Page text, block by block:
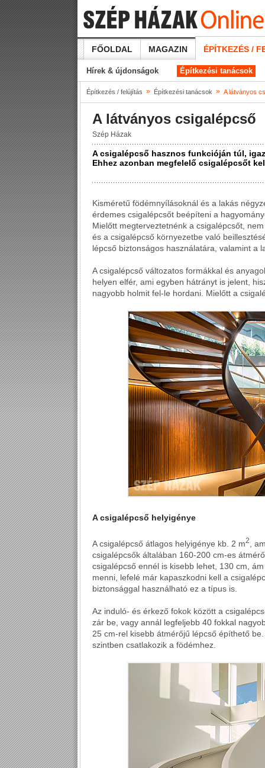
FŐOLDAL MAGAZIN ÉPÍTKEZÉS /
Hírek & újdonságok Építkezési tanácsok
Építkezés / felújítás » Építkezési tanácsok » A látványos
A látványos csigalépcső
Szép Házak
A csigalépcső hasznos funkcióján túl,
Ehhez azonban megfelelő csigalépcsőt
Kisméretű födémnyílásoknál és a lakás
érdemes csigalépcsőt beépíteni a
Mielőtt megterveztetnénk a csigalépcsőt,
és a csigalépcső környezetbe való
lépcső biztonságos használatára, valamint a
A csigalépcső változatos formákkal és
helyen elfér, ami egyben hátrányt is jelent,
nagyobb holmit fel-le hordani. Mielőtt a
A csigalépcső helyigénye
A csigalépcső átlagos helyigénye kb. 2 m2
,
csigalépcsők általában 160-200 cm-es
csigalépcső ennél is kisebb lehet, 130 cm,
menni, lefelé már kapaszkodni kell a
biztonsággal használható ez a típus is.
Az induló- és érkező fokok között a
zár be, vagy annál legfeljebb 40 fokkal
25 cm-rel kisebb átmérőjű lépcső építhető
szintben csatlakozik a födémhez.